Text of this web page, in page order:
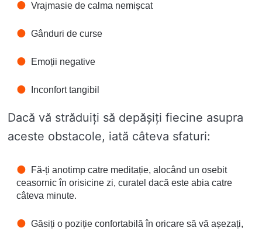
Vrajmasie de calma nemișcat
Gânduri de curse
Emoții negative
Inconfort tangibil
Dacă vă străduiți să depășiți fiecine asupra
aceste obstacole, iată câteva sfaturi:
Fă-ți anotimp catre meditație, alocând un osebit
ceasornic în orisicine zi, curatel dacă este abia catre
câteva minute.
Găsiți o poziție confortabilă în oricare să vă așezați,